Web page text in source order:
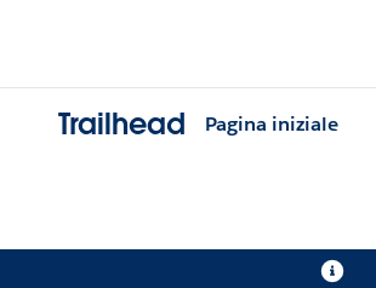
Trailhead Pagina iniziale